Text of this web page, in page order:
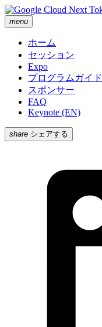
menu
ホーム
セッション
Expo
プログラムガイド
スポンサー
FAQ
Keynote (EN)
share シェアする